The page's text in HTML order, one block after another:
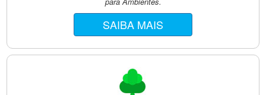
SAIBA MAIS